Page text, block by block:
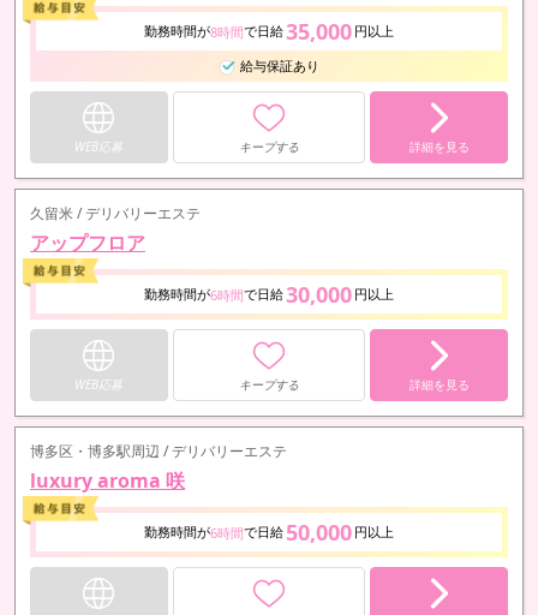
勤務時間が8時間で日給35,000 円以上
給与保証あり
WEB応募 キープする 詳細を見る
久留米 / デリバリーエステ
アップフロア
勤務時間が6時間で日給30,000 円以上
WEB応募 キープする 詳細を見る
博多区・博多駅周辺 / デリバリーエステ
luxury aroma 咲
勤務時間が6時間で日給 50,000 円以上